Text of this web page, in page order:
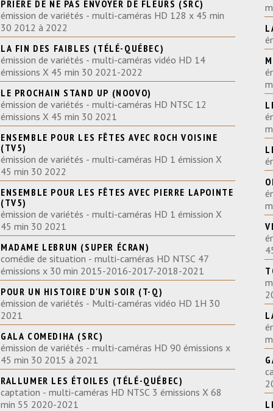
PRIÈRE DE NE PAS ENVOYER DE FLEURS (SRC)
émission de variétés - multi-caméras HD 128 x 45 min
30 2012 à 2022
LA FIN DES FAIBLES (TÉLÉ-QUÉBEC)
émission de variétés - multi-caméras vidéo HD 14
émissions X 45 min 30 2021-2022
LE PROCHAIN STAND UP (NOOVO)
émission de variétés - multi-caméras HD NTSC 12
émissions X 45 min 30 2021
ENSEMBLE POUR LES FÊTES AVEC ROCH VOISINE
(TV5)
émission de variétés - multi-caméras HD 1 émission X
45 min 30 2022
ENSEMBLE POUR LES FÊTES AVEC PIERRE LAPOINTE
(TV5)
émission de variétés - multi-caméras HD 1 émission X
45 min 30 2021
MADAME LEBRUN (SUPER ÉCRAN)
comédie de situation - multi-caméras HD NTSC 47
émissions x 30 min 2015-2016-2017-2018-2021
POUR UN HISTOIRE D'UN SOIR (T-Q)
émission de variétés - Multi-caméras vidéo HD 1H 30
2021
GALA COMEDIHA (SRC)
émission de variétés - multi-caméras HD 90 émissions x
45 min 30 2015 à 2021
RALLUMER LES ÉTOILES (TÉLÉ-QUÉBEC)
captation - multi-caméras HD NTSC 3 émissions X 68
min 55 2020-2021